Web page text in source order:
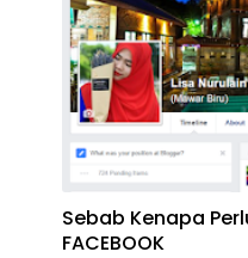
Sebab Kenapa
FACEBOOK